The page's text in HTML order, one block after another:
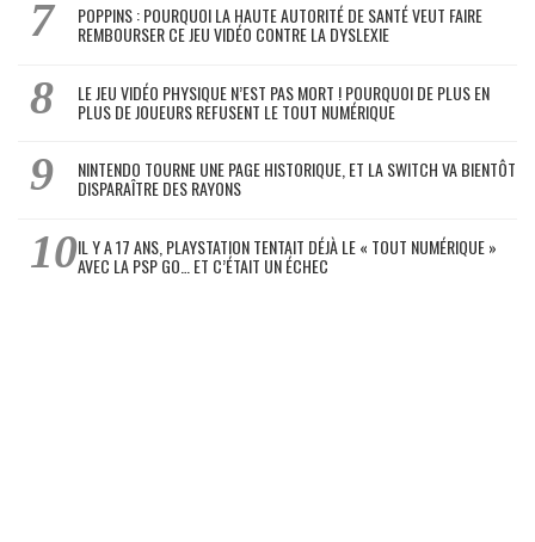
POPPINS : POURQUOI LA HAUTE AUTORITÉ DE SANTÉ VEUT FAIRE
REMBOURSER CE JEU VIDÉO CONTRE LA DYSLEXIE
LE JEU VIDÉO PHYSIQUE N’EST PAS MORT ! POURQUOI DE PLUS EN
PLUS DE JOUEURS REFUSENT LE TOUT NUMÉRIQUE
NINTENDO TOURNE UNE PAGE HISTORIQUE, ET LA SWITCH VA BIENTÔT
DISPARAÎTRE DES RAYONS
IL Y A 17 ANS, PLAYSTATION TENTAIT DÉJÀ LE « TOUT NUMÉRIQUE »
AVEC LA PSP GO… ET C’ÉTAIT UN ÉCHEC